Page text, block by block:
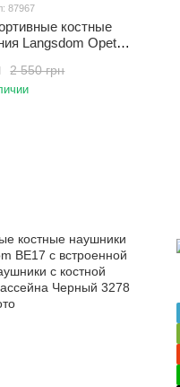
87967
костные
Langsdom Opetec
2 550 грн